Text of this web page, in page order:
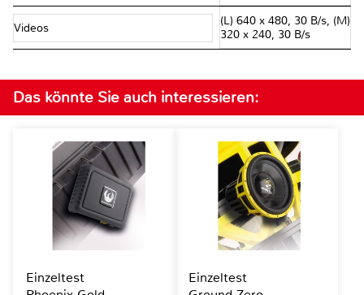
Videos
(L) 640 x 480, 30 B/s, (M)
320 x 240, 30 B/s
Das könnte Sie auch interessieren:
Einzeltest
Einzeltest